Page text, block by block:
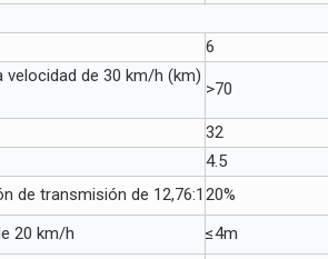
6
velocidad de 30 km/h (km)
>70
32
4.5
de transmisión de 12,76:1 20%
20 km/h
≤4m